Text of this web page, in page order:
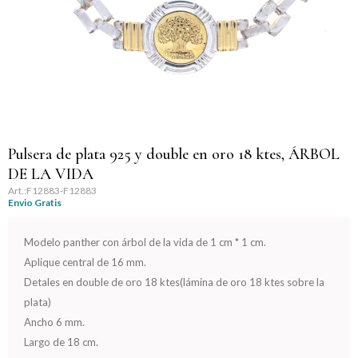
Pulsera de plata 925 y double en oro 18 ktes, ÁRBOL
DE LA VIDA
F12883-F12883
Envio Gratis
Modelo panther con árbol de la vida de 1 cm * 1 cm.
Aplique central de 16 mm.
Detales en double de oro 18 ktes(lámina de oro 18 ktes sobre la
plata)
Ancho 6 mm.
Largo de 18 cm.
Día de la Mujer
Día del Amigo
Día del Maestro
Graduación
Nacimiento
San Valentín